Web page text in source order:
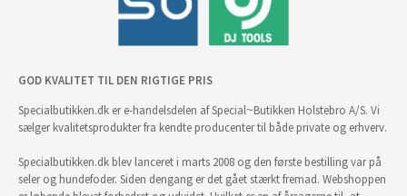
GOD KVALITET TIL DEN RIGTIGE PRIS
Specialbutikken.dk er e-handelsdelen af Special~Butikken Holstebro A/S. Vi
sælger kvalitetsprodukter fra kendte producenter til både private og erhverv.
Specialbutikken.dk blev lanceret i marts 2008 og den første bestilling var på
seler og hundefoder. Siden dengang er det gået stærkt fremad. Webshoppen